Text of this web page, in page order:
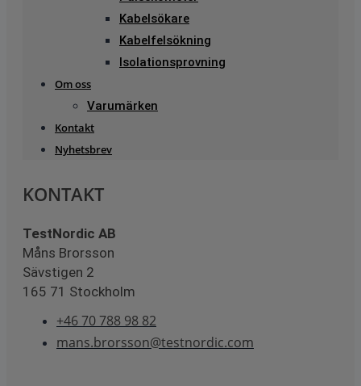
Kabelsökare
Kabelfelsökning
Isolationsprovning
Om oss
Varumärken
Kontakt
Nyhetsbrev
KONTAKT
TestNordic AB
Måns Brorsson
Sävstigen 2
165 71 Stockholm
+46 70 788 98 82
mans.brorsson@testnordic.com